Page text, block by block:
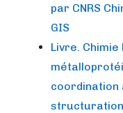
par CNRS
GIS
Livre.
coordination